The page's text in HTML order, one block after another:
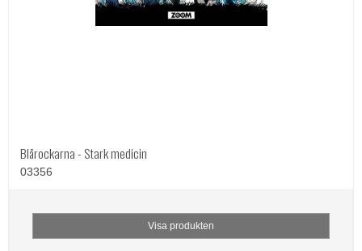
Blårockarna - Stark medicin
03356
Visa produkten